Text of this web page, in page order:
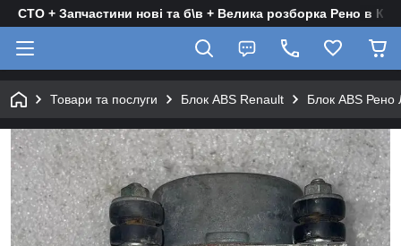
СТО + Запчастини нові та б\в + Велика розборка Рено в
Товари та послуги Блок ABS Renault Блок ABS